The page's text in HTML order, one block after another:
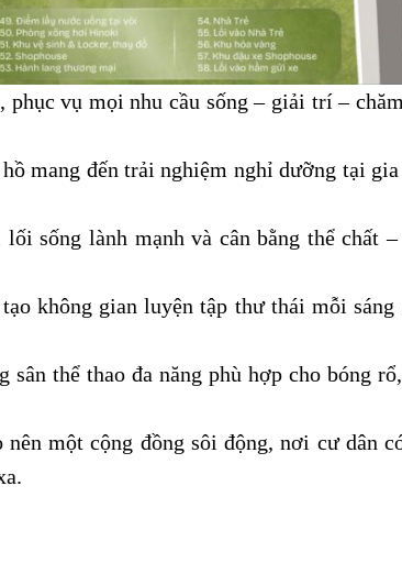
vụ mọi nhu cầu sống – giải trí –
mang đến trải nghiệm nghỉ dưỡng tại
sống lành mạnh và cân bằng thể chất
không gian luyện tập thư thái mỗi sáng
thể thao đa năng phù hợp cho bóng
một cộng đồng sôi động, nơi cư dân